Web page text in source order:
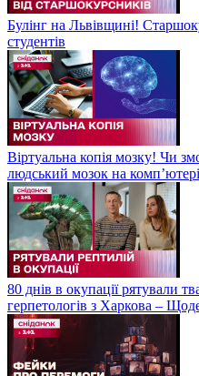
Булінг на Львівщині!
студентів
Віртуальна копія мозку! Чи
людський мозок на
80 днів в окупації рятували
герпетологів з Харкова –